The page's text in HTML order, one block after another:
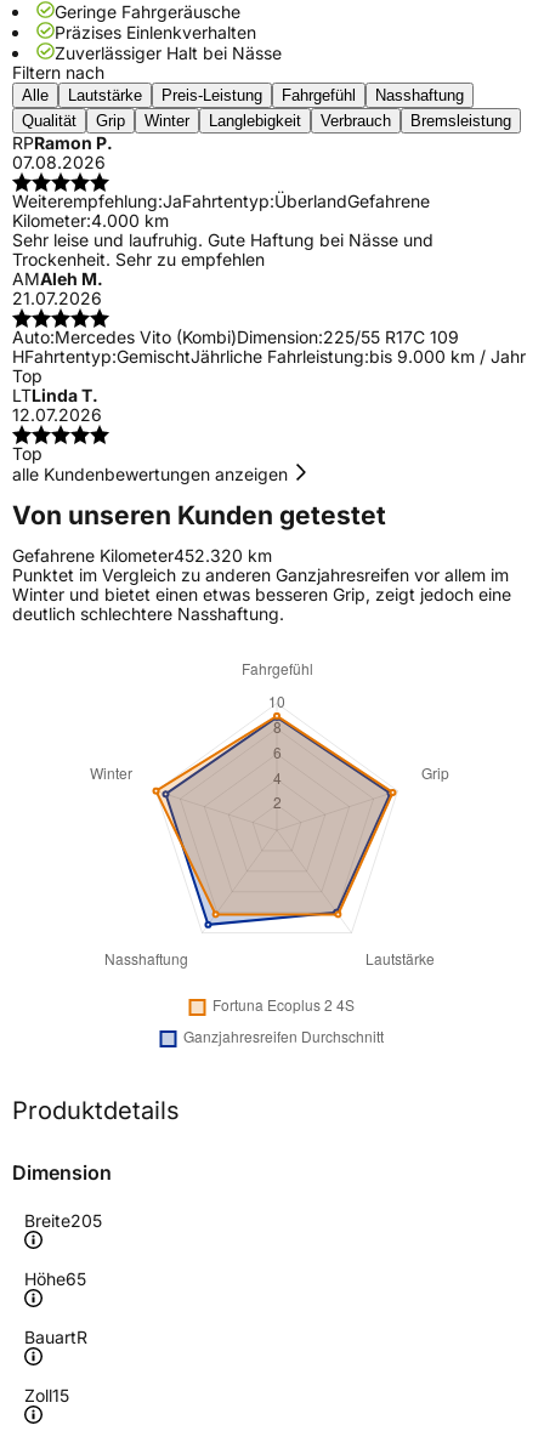
Geringe Fahrgeräusche
Präzises Einlenkverhalten
Zuverlässiger Halt bei Nässe
Filtern nach
Alle Lautstärke Preis-Leistung Fahrgefühl
Nasshaftung
Qualität
Grip Winter Langlebigkeit Verbrauch Bremsleistung
RPRamon P.
07.08.2026
Weiterempfehlung:JaFahrtentyp:ÜberlandGefahrene
Kilometer:4.000 km
Sehr leise und laufruhig. Gute Haftung bei Nässe und
Trockenheit. Sehr zu empfehlen
AMAleh M.
21.07.2026
Auto:Mercedes Vito (Kombi)Dimension:225/55 R17C 109
HFahrtentyp:GemischtJährliche Fahrleistung:bis 9.000 km / Jahr
Top
LTLinda T.
12.07.2026
Top
alle Kundenbewertungen anzeigen
Von unseren Kunden getestet
Gefahrene Kilometer452.320 km
Punktet im Vergleich zu anderen Ganzjahresreifen vor allem im
Winter und bietet einen etwas besseren Grip, zeigt jedoch eine
deutlich schlechtere Nasshaftung.
Produktdetails
Dimension
Breite205
Höhe65
BauartR
Zoll15